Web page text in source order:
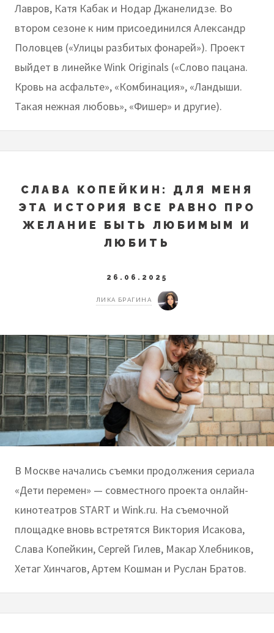
Лавров, Катя Кабак и Нодар Джанелидзе. Во
втором сезоне к ним присоединился Александр
Половцев («Улицы разбитых фонарей»). Проект
выйдет в линейке Wink Originals («‎Слово пацана.
Кровь на асфальте»‎, «Комбинация»‎, «Ландыши.
Такая нежная любовь», «Фишер» и другие).
СЛАВА КОПЕЙКИН: ДЛЯ МЕНЯ
ЭТА ИСТОРИЯ ВСЕ РАВНО ПРО
ЖЕЛАНИЕ БЫТЬ ЛЮБИМЫМ И
ЛЮБИТЬ
26.06.2025
ЛИКА БРАГИНА
В Москве начались съемки продолжения сериала
«Дети перемен» — совместного проекта онлайн-
кинотеатров START и Wink.ru. На съемочной
площадке вновь встретятся Виктория Исакова,
Слава Копейкин, Сергей Гилев, Макар Хлебников,
Хетаг Хинчагов, Артем Кошман и Руслан Братов.